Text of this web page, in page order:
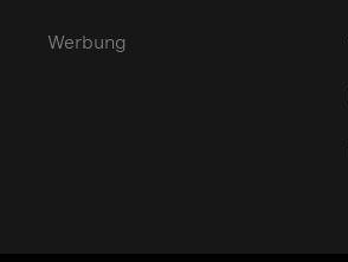
Werbung